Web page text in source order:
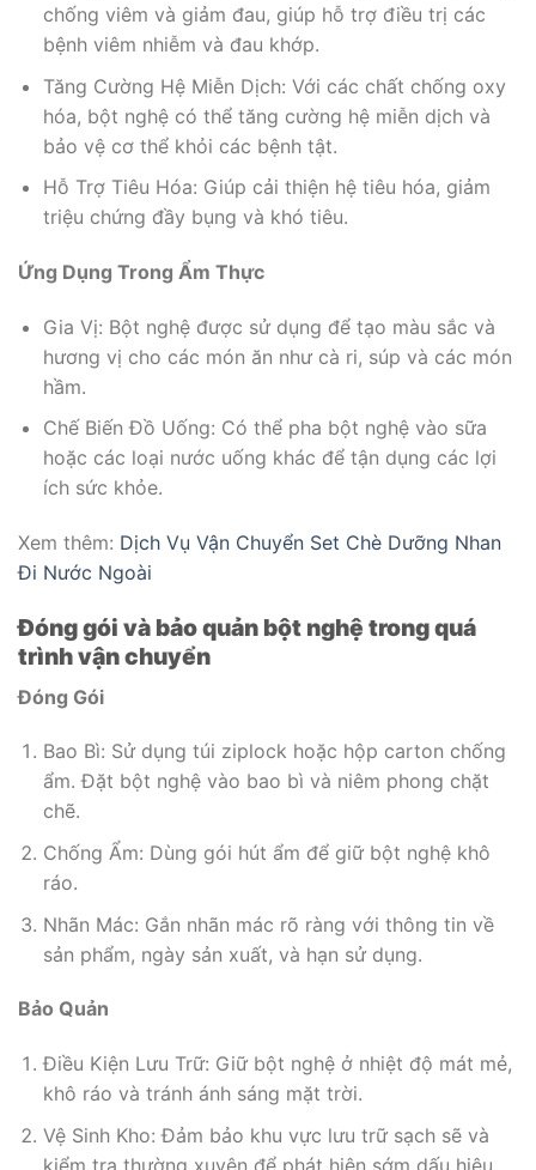
chống viêm và giảm đau, giúp hỗ trợ điều trị các
bệnh viêm nhiễm và đau khớp.
Tăng Cường Hệ Miễn Dịch: Với các chất chống oxy
hóa, bột nghệ có thể tăng cường hệ miễn dịch và
bảo vệ cơ thể khỏi các bệnh tật.
Hỗ Trợ Tiêu Hóa: Giúp cải thiện hệ tiêu hóa, giảm
triệu chứng đầy bụng và khó tiêu.
Ứng Dụng Trong Ẩm Thực
Gia Vị: Bột nghệ được sử dụng để tạo màu sắc và
hương vị cho các món ăn như cà ri, súp và các món
hầm.
Chế Biến Đồ Uống: Có thể pha bột nghệ vào sữa
hoặc các loại nước uống khác để tận dụng các lợi
ích sức khỏe.
Xem thêm: Dịch Vụ Vận Chuyển Set Chè Dưỡng Nhan
Đi Nước Ngoài
Đóng gói và bảo quản bột nghệ trong quá
trình vận chuyển
Đóng Gói
Bao Bì: Sử dụng túi ziplock hoặc hộp carton chống
ẩm. Đặt bột nghệ vào bao bì và niêm phong chặt
chẽ.
Chống Ẩm: Dùng gói hút ẩm để giữ bột nghệ khô
ráo.
Nhãn Mác: Gắn nhãn mác rõ ràng với thông tin về
sản phẩm, ngày sản xuất, và hạn sử dụng.
Bảo Quản
Điều Kiện Lưu Trữ: Giữ bột nghệ ở nhiệt độ mát mẻ,
khô ráo và tránh ánh sáng mặt trời.
Vệ Sinh Kho: Đảm bảo khu vực lưu trữ sạch sẽ và
kiểm tra thường xuyên để phát hiện sớm dấu hiệu